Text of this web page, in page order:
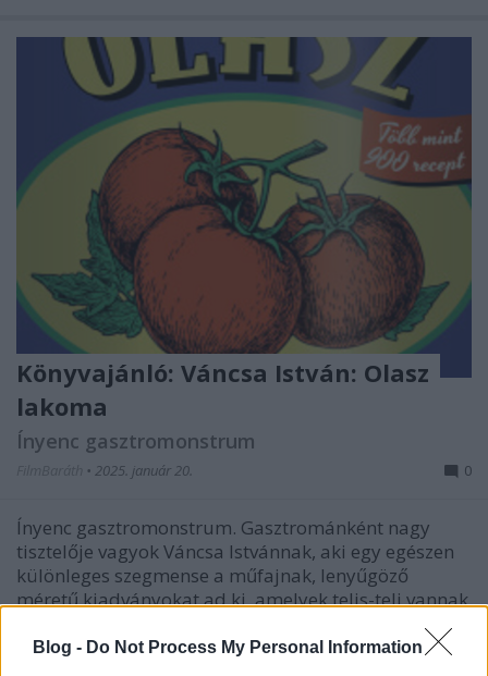
Blog - Do Not Process My Personal Information
Könyvajánló: Váncsa István: Olasz
lakoma
Ínyenc gasztromonstrum
• 2025. január 20. 0
Ínyenc gasztromonstrum. Gasztrománként nagy
tisztelője vagyok Váncsa Istvánnak, aki egy egészen
különleges szegmense a műfajnak, lenyűgöző
méretű kiadványokat ad ki, amelyek telis-teli vannak
receptekkel és gasztroesszékkel. Gyűjtöm a könyveit,
de eddig még nem szántam rá magam az